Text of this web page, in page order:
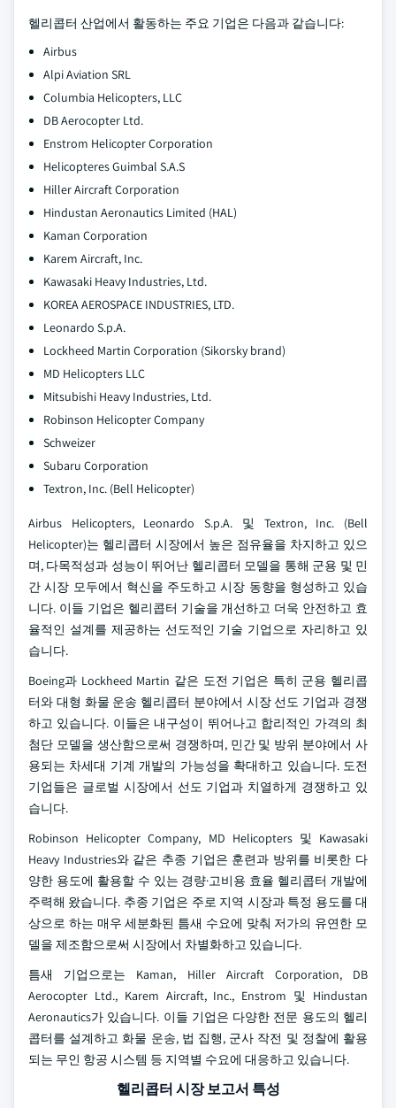
헬리콥터 산업에서 활동하는 주요 기업은 다음과 같습니다:
Airbus
Alpi Aviation SRL
Columbia Helicopters, LLC
DB Aerocopter Ltd.
Enstrom Helicopter Corporation
Helicopteres Guimbal S.A.S
Hiller Aircraft Corporation
Hindustan Aeronautics Limited (HAL)
Kaman Corporation
Karem Aircraft, Inc.
Kawasaki Heavy Industries, Ltd.
KOREA AEROSPACE INDUSTRIES, LTD.
Leonardo S.p.A.
Lockheed Martin Corporation (Sikorsky brand)
MD Helicopters LLC
Mitsubishi Heavy Industries, Ltd.
Robinson Helicopter Company
Schweizer
Subaru Corporation
Textron, Inc. (Bell Helicopter)
Airbus Helicopters, Leonardo S.p.A. 및 Textron, Inc. (Bell
Helicopter)는 헬리콥터 시장에서 높은 점유율을 차지하고 있으
며, 다목적성과 성능이 뛰어난 헬리콥터 모델을 통해 군용 및 민
간 시장 모두에서 혁신을 주도하고 시장 동향을 형성하고 있습
니다. 이들 기업은 헬리콥터 기술을 개선하고 더욱 안전하고 효
율적인 설계를 제공하는 선도적인 기술 기업으로 자리하고 있
습니다.
Boeing과 Lockheed Martin 같은 도전 기업은 특히 군용 헬리콥
터와 대형 화물 운송 헬리콥터 분야에서 시장 선도 기업과 경쟁
하고 있습니다. 이들은 내구성이 뛰어나고 합리적인 가격의 최
첨단 모델을 생산함으로써 경쟁하며, 민간 및 방위 분야에서 사
용되는 차세대 기계 개발의 가능성을 확대하고 있습니다. 도전
기업들은 글로벌 시장에서 선도 기업과 치열하게 경쟁하고 있
습니다.
Robinson Helicopter Company, MD Helicopters 및 Kawasaki
Heavy Industries와 같은 추종 기업은 훈련과 방위를 비롯한 다
양한 용도에 활용할 수 있는 경량·고비용 효율 헬리콥터 개발에
주력해 왔습니다. 추종 기업은 주로 지역 시장과 특정 용도를 대
상으로 하는 매우 세분화된 틈새 수요에 맞춰 저가의 유연한 모
델을 제조함으로써 시장에서 차별화하고 있습니다.
틈새 기업으로는 Kaman, Hiller Aircraft Corporation, DB
Aerocopter Ltd., Karem Aircraft, Inc., Enstrom 및 Hindustan
Aeronautics가 있습니다. 이들 기업은 다양한 전문 용도의 헬리
콥터를 설계하고 화물 운송, 법 집행, 군사 작전 및 정찰에 활용
되는 무인 항공 시스템 등 지역별 수요에 대응하고 있습니다.
헬리콥터 시장 보고서 특성